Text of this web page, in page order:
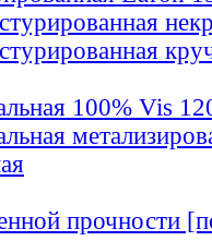
100% Vis
прочности